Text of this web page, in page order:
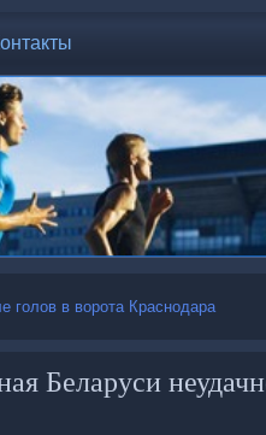
голов в ворота Краснодара
Беларуси